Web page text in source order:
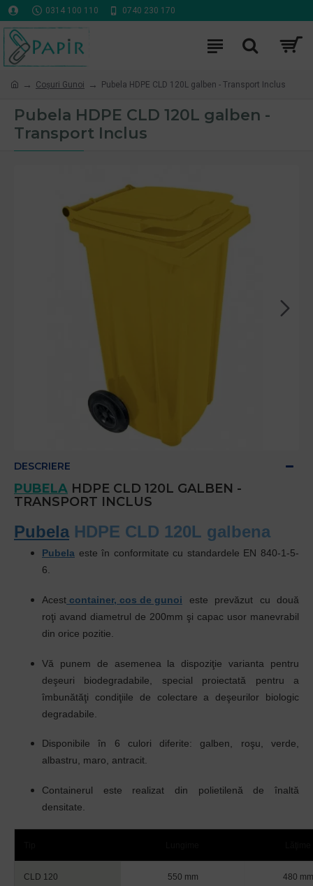
0314 100 110 0740 230 170
Coşuri Gunoi Pubela HDPE CLD 120L galben - Transport Inclus
Pubela HDPE CLD 120L galben -
Transport Inclus
DESCRIERE
PUBELA HDPE CLD 120L GALBEN -
TRANSPORT INCLUS
PubelaHDPE CLD 120L galbena
Pubela este în conformitate cu standardele EN 840-1-5-
6.
Acest container, cos de gunoi este prevăzut cu două
roţi avand diametrul de 200mm şi capac usor manevrabil
din orice pozitie.
Vă punem de asemenea la dispoziţie varianta pentru
deşeuri biodegradabile, special proiectată pentru a
îmbunătăţi condiţiile de colectare a deşeurilor biologic
degradabile.
Disponibileîn 6 culori diferite: galben, roşu, verde,
albastru, maro, antracit.
Containerul este realizat din polietilenă de înaltă
densitate
CLD 120 550 mm 480 mm